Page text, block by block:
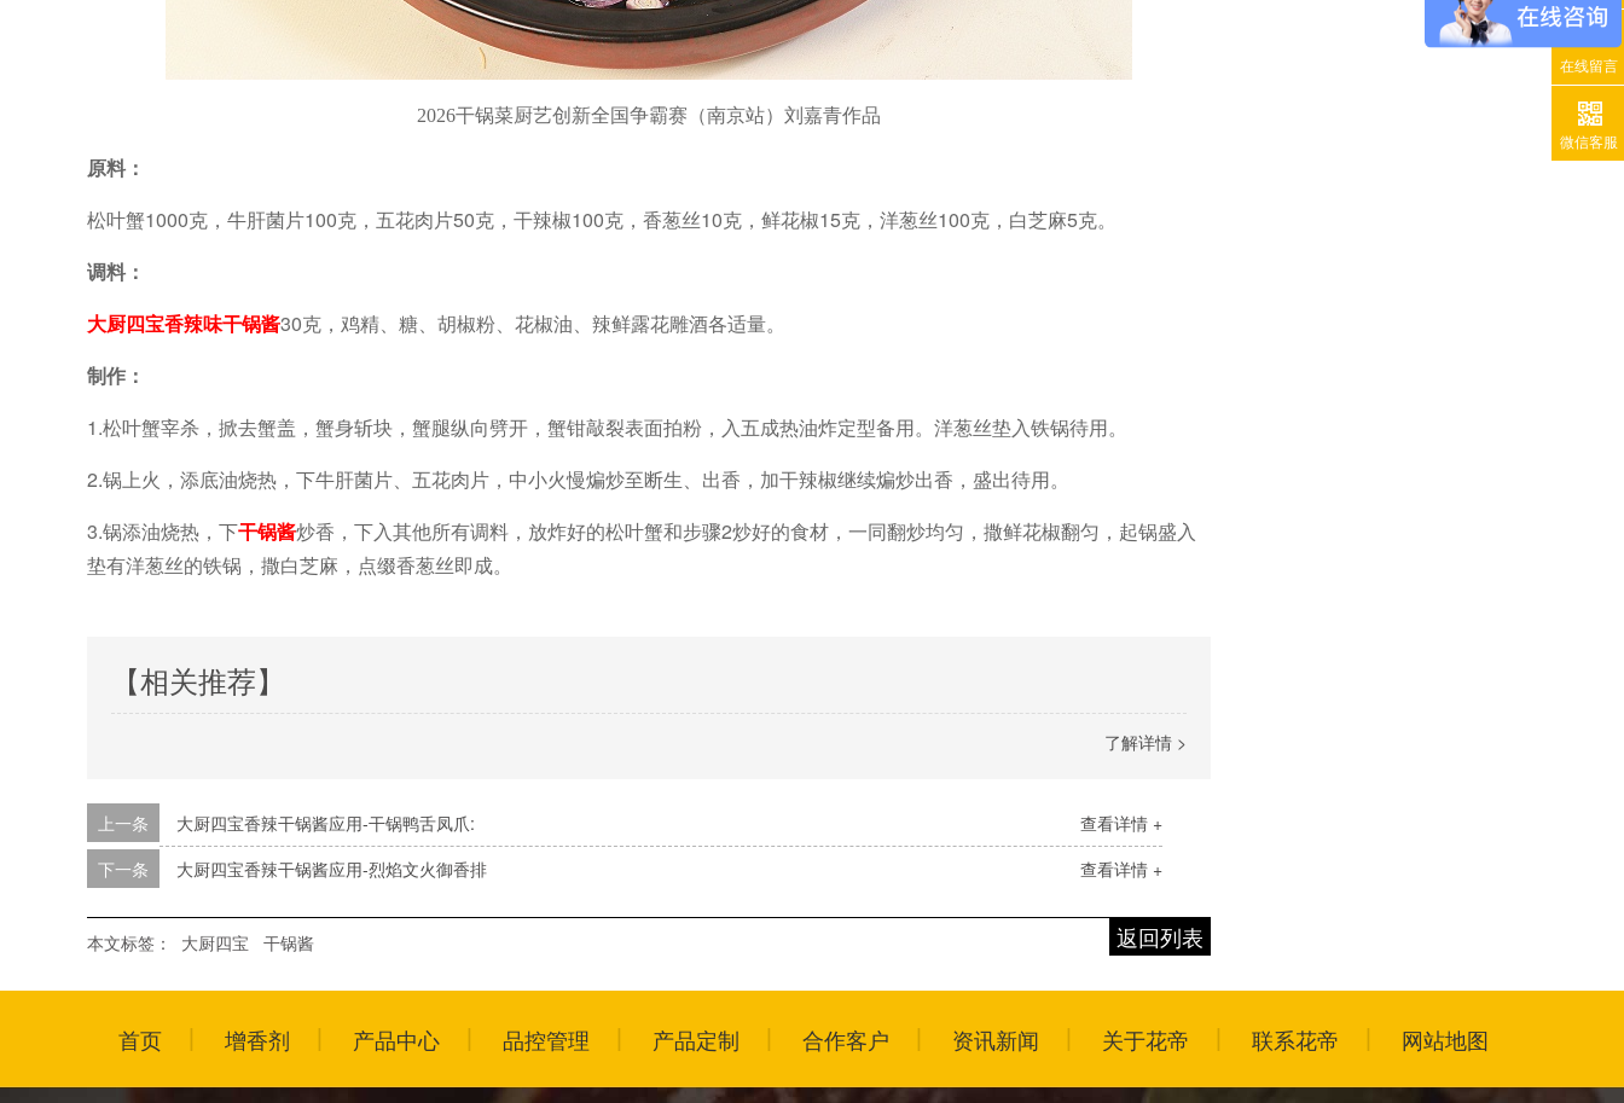
2026干锅菜厨艺创新全国争霸赛（南京站）刘嘉青作品
原料：
松叶蟹1000克，牛肝菌片100克，五花肉片50克，干辣椒100克，香葱丝10克，鲜花椒15克，洋葱丝100克，白芝麻5克。
调料：
大厨四宝香辣味干锅酱30克，鸡精、糖、胡椒粉、花椒油、辣鲜露花雕酒各适量。
制作：
1.松叶蟹宰杀，掀去蟹盖，蟹身斩块，蟹腿纵向劈开，蟹钳敲裂表面拍粉，入五成热油炸定型备用。洋葱丝垫入铁锅待用。
2.锅上火，添底油烧热，下牛肝菌片、五花肉片，中小火慢煸炒至断生、出香，加干辣椒继续煸炒出香，盛出待用。
3.锅添油烧热，下干锅酱炒香，下入其他所有调料，放炸好的松叶蟹和步骤2炒好的食材，一同翻炒均匀，撒鲜花椒翻匀，起锅盛入
垫有洋葱丝的铁锅，撒白芝麻，点缀香葱丝即成。
【相关推荐】
了解详情 >
查看详情 +
上一条
大厨四宝香辣干锅酱应用-干锅鸭舌凤爪:
查看详情 +
下一条 大厨四宝香辣干锅酱应用-烈焰文火御香排
返回列表
本文标签： 大厨四宝 干锅酱
首页 增香剂 产品中心 品控管理 产品定制 合作客户 资讯新闻 关于花帝 联系花帝 网站地图
在线留言
微信客服